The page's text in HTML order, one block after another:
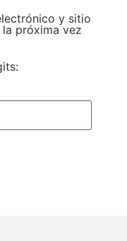
y sitio
próxima vez